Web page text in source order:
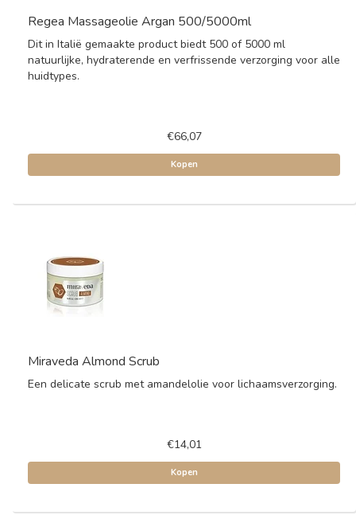
Regea Massageolie Argan 500/5000ml
Dit in Italië gemaakte product biedt 500 of 5000 ml
natuurlijke, hydraterende en verfrissende verzorging voor alle
huidtypes.
€66,07
Kopen
Miraveda Almond Scrub
Een delicate scrub met amandelolie voor lichaamsverzorging.
€14,01
Kopen